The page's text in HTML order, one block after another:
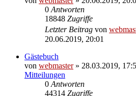
0 Antworten
18848 Zugriffe
Letzter Beitrag von
20.06.2019, 20:01
Gästebuch
von webmaster» 28.03.2019,
Mitteilungen
0 Antworten
44314 Zugriffe